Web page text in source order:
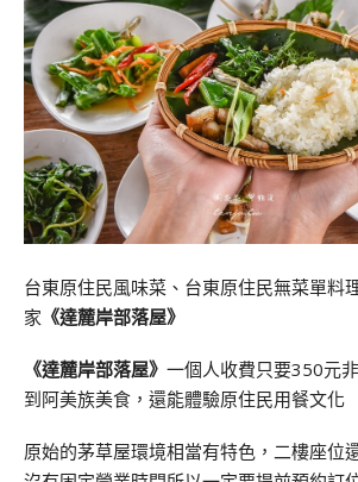
台東原住民風味菜、台東原住民無菜單料
家 《達麓岸部落屋》
《達麓岸部落屋》 一個人收費只要350元
到阿美族美食，還能體驗原住民用餐文化
原始的茅草屋環境相當有特色，二樓座位